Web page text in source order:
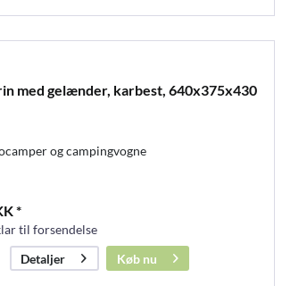
med gelænder, karbest, 640x375x430
og campingvogne
*
til forsendelse
Detaljer
Køb nu